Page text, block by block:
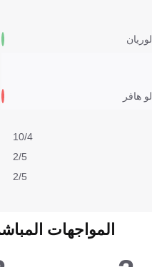
لوريان
لو هافر
10/4
2/5
2/5
المواجهات المباشرة